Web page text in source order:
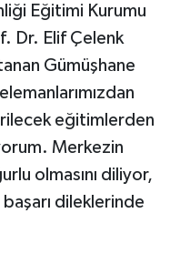
Eğitimi Kurumu
Dr. Elif Çelenk
Gümüşhane
eğitimlerden
Merkezin
olmasını diliyor,
başarı dileklerinde